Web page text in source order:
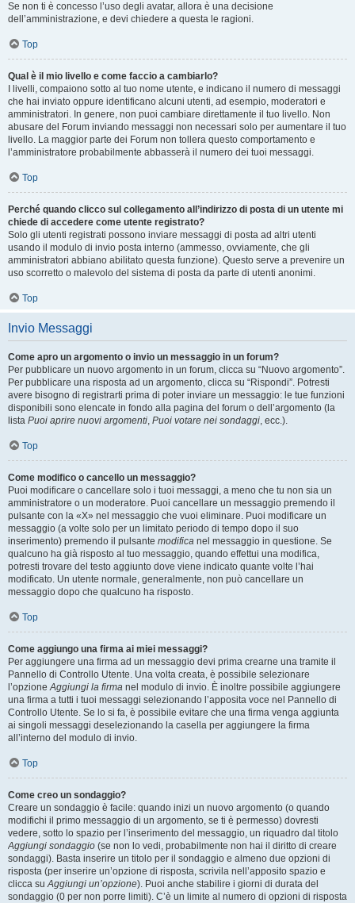
Se non ti è concesso l’uso degli avatar, allora è una decisione
dell’amministrazione, e devi chiedere a questa le ragioni.
Top
Qual è il mio livello e come faccio a cambiarlo?
I livelli, compaiono sotto al tuo nome utente, e indicano il numero di messaggi
che hai inviato oppure identificano alcuni utenti, ad esempio, moderatori e
amministratori. In genere, non puoi cambiare direttamente il tuo livello. Non
abusare del Forum inviando messaggi non necessari solo per aumentare il tuo
livello. La maggior parte dei Forum non tollera questo comportamento e
l’amministratore probabilmente abbasserà il numero dei tuoi messaggi.
Top
Perché quando clicco sul collegamento all’indirizzo di posta di un utente mi
chiede di accedere come utente registrato?
Solo gli utenti registrati possono inviare messaggi di posta ad altri utenti
usando il modulo di invio posta interno (ammesso, ovviamente, che gli
amministratori abbiano abilitato questa funzione). Questo serve a prevenire un
uso scorretto o malevolo del sistema di posta da parte di utenti anonimi.
Top
Invio Messaggi
Come apro un argomento o invio un messaggio in un forum?
Per pubblicare un nuovo argomento in un forum, clicca su “Nuovo argomento”.
Per pubblicare una risposta ad un argomento, clicca su “Rispondi”. Potresti
avere bisogno di registrarti prima di poter inviare un messaggio: le tue funzioni
disponibili sono elencate in fondo alla pagina del forum o dell’argomento (la
lista Puoi aprire nuovi argomenti, Puoi votare nei sondaggi, ecc.).
Top
Come modifico o cancello un messaggio?
Puoi modificare o cancellare solo i tuoi messaggi, a meno che tu non sia un
amministratore o un moderatore. Puoi cancellare un messaggio premendo il
pulsante con la «X» nel messaggio che vuoi eliminare. Puoi modificare un
messaggio (a volte solo per un limitato periodo di tempo dopo il suo
inserimento) premendo il pulsante modifica nel messaggio in questione. Se
qualcuno ha già risposto al tuo messaggio, quando effettui una modifica,
potresti trovare del testo aggiunto dove viene indicato quante volte l’hai
modificato. Un utente normale, generalmente, non può cancellare un
messaggio dopo che qualcuno ha risposto.
Top
Come aggiungo una firma ai miei messaggi?
Per aggiungere una firma ad un messaggio devi prima crearne una tramite il
Pannello di Controllo Utente. Una volta creata, è possibile selezionare
l’opzioneAggiungi la firma nel modulo di invio. È inoltre possibile aggiungere
una firma a tutti i tuoi messaggi selezionando l’apposita voce nel Pannello di
Controllo Utente. Se lo si fa, è possibile evitare che una firma venga aggiunta
ai singoli messaggi deselezionando la casella per aggiungere la firma
all’interno del modulo di invio.
Top
Come creo un sondaggio?
Creare un sondaggio è facile: quando inizi un nuovo argomento (o quando
modifichi il primo messaggio di un argomento, se ti è permesso) dovresti
vedere, sotto lo spazio per l’inserimento del messaggio, un riquadro dal titolo
Aggiungi sondaggio (se non lo vedi, probabilmente non hai il diritto di creare
sondaggi). Basta inserire un titolo per il sondaggio e almeno due opzioni di
risposta (per inserire un’opzione di risposta, scrivila nell’apposito spazio e
clicca suAggiungi un’opzione). Puoi anche stabilire i giorni di durata del
sondaggio (0 per non porre limiti). C’è un limite al numero di opzioni di risposta